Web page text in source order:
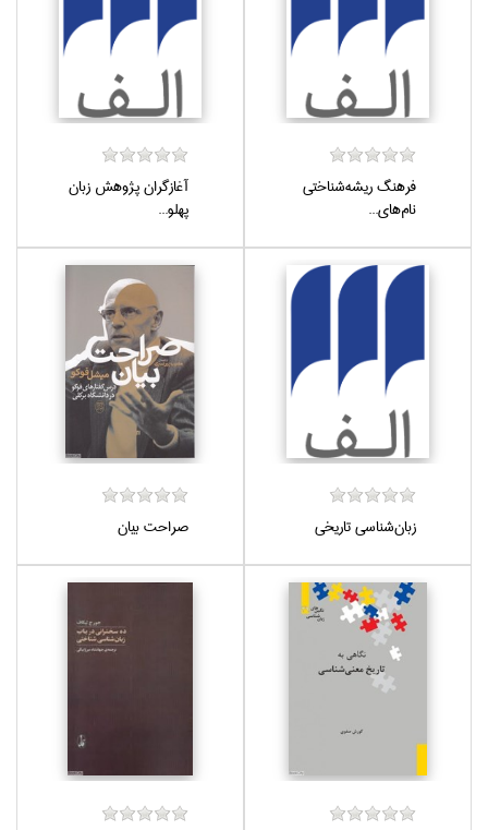
فرهنگ ريشه‌شناختي
نام‌هاي...
آغاز‌گران پژوهش زبان
پهلو...
زبان‌شناسي تاريخي صراحت بيان